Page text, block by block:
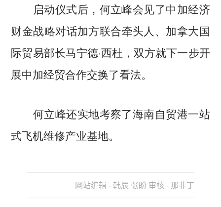
启动仪式后，何立峰会见了中加经济
财金战略对话加方联合牵头人、加拿大国
际贸易部长马宁德·西杜，双方就下一步开
展中加经贸合作交换了看法。
何立峰还实地考察了海南自贸港一站
式飞机维修产业基地。
网站编辑 - 韩辰 张盼 审核 - 那非丁